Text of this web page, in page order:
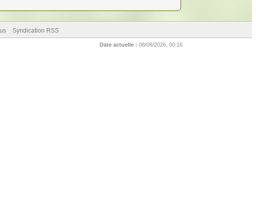
Syndication RSS
Date actuelle : 08/08/2026, 00:16